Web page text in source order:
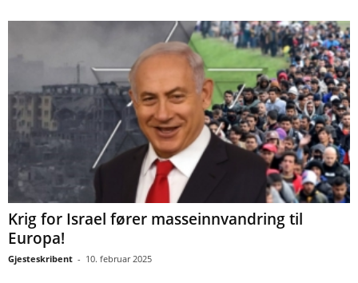
Krig for Israel fører masseinnvandring til
Europa!
Gjesteskribent - 10. februar 2025